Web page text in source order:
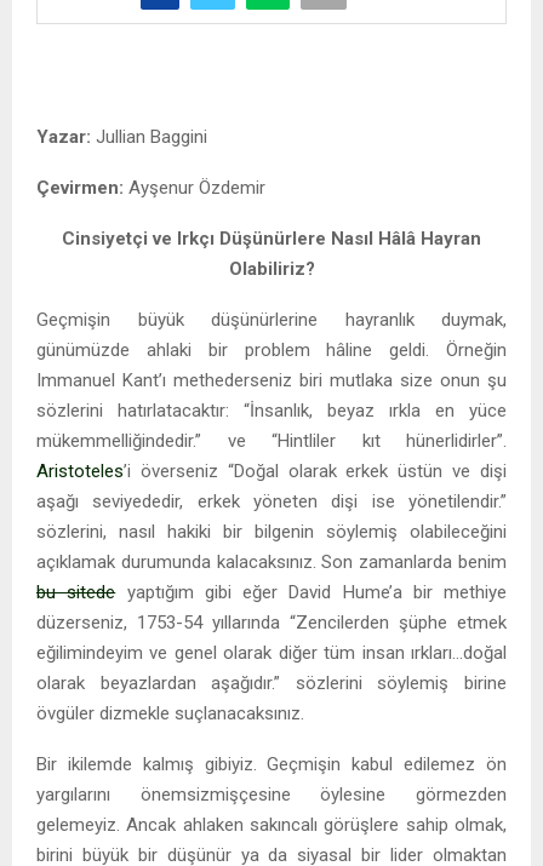
Yazar: Jullian Baggini
Çevirmen: Ayşenur Özdemir
Cinsiyetçi ve Irkçı Düşünürlere Nasıl Hâlâ Hayran
Olabiliriz?
Geçmişin büyük düşünürlerine hayranlık duymak,
günümüzde ahlaki bir problem hâline geldi. Örneğin
Immanuel Kant’ı methederseniz biri mutlaka size onun şu
sözlerini hatırlatacaktır: “İnsanlık, beyaz ırkla en yüce
mükemmelliğindedir.” ve “Hintliler kıt hünerlidirler”.
Aristoteles’i överseniz “Doğal olarak erkek üstün ve dişi
aşağı seviyededir, erkek yöneten dişi ise yönetilendir.”
sözlerini, nasıl hakiki bir bilgenin söylemiş olabileceğini
açıklamak durumunda kalacaksınız. Son zamanlarda benim
bu sitedeyaptığım gibi eğer David Hume’a bir methiye
düzerseniz, 1753-54 yıllarında “Zencilerden şüphe etmek
eğilimindeyim ve genel olarak diğer tüm insan ırkları…doğal
olarak beyazlardan aşağıdır.” sözlerini söylemiş birine
övgüler dizmekle suçlanacaksınız.
Bir ikilemde kalmış gibiyiz. Geçmişin kabul edilemez ön
yargılarını önemsizmişçesine öylesine görmezden
gelemeyiz. Ancak ahlaken sakıncalı görüşlere sahip olmak,
birini büyük bir düşünür ya da siyasal bir lider olmaktan